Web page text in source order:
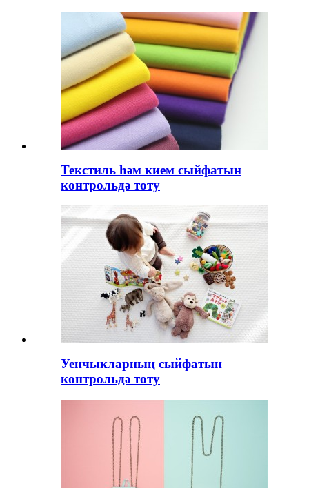
Текстиль һәм кием сыйфатын
контрольдә тоту
Уенчыкларның сыйфатын
контрольдә тоту